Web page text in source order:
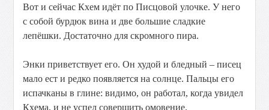
Вот и сейчас Кхем идёт по Писцовой улочке. У него
с собой бурдюк вина и две большие сладкие
лепёшки. Достаточно для скромного пира.
Энки приветствует его. Он худой и бледный – писец
мало ест и редко появляется на солнце. Пальцы его
испачканы в глине: видимо, он работал, когда увидел
Кхема, и не успел совершить омовение.